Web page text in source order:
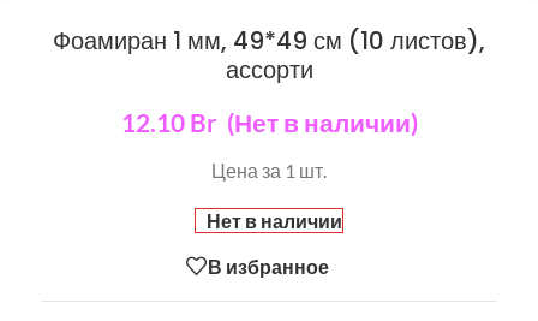
Фоамиран 1 мм, 49*49 см (10 листов),
ассорти
12.10 Br (Нет в наличии)
Цена за 1 шт.
Нет в наличии
В избранное